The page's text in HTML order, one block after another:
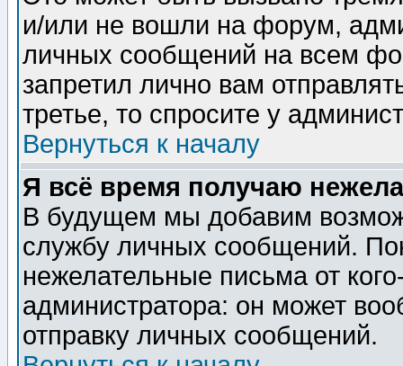
и/или не вошли на форум,
личных сообщений на всем
запретил лично вам
третье, то спросите у
Вернуться к началу
Я всё время получаю
В будущем мы добавим
службу личных сообщений.
нежелательные письма от
администратора: он может
отправку личных сообщений.